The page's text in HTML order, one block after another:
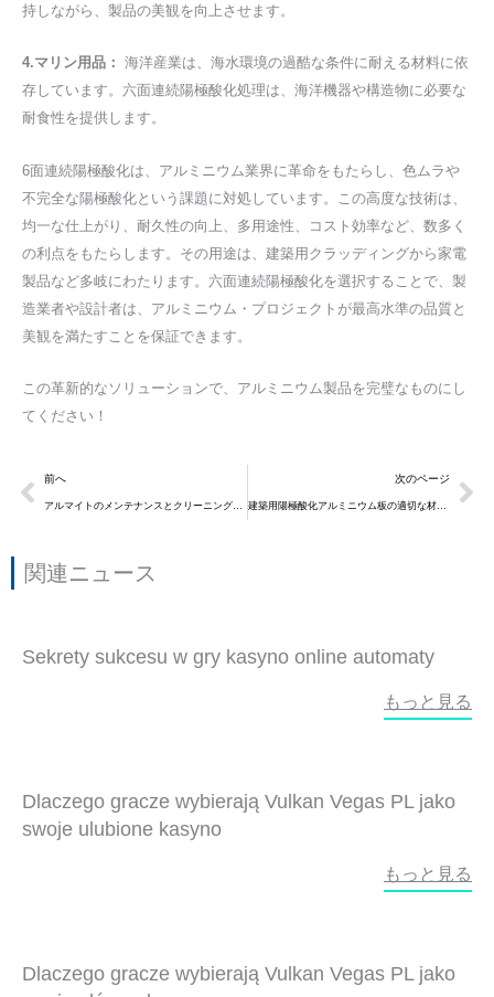
持しながら、製品の美観を向上させます。
4.マリン用品： 海洋産業は、海水環境の過酷な条件に耐える材料に依
存しています。六面連続陽極酸化処理は、海洋機器や構造物に必要な
耐食性を提供します。
6面連続陽極酸化は、アルミニウム業界に革命をもたらし、色ムラや
不完全な陽極酸化という課題に対処しています。この高度な技術は、
均一な仕上がり、耐久性の向上、多用途性、コスト効率など、数多く
の利点をもたらします。その用途は、建築用クラッディングから家電
製品など多岐にわたります。六面連続陽極酸化を選択することで、製
造業者や設計者は、アルミニウム・プロジェクトが最高水準の品質と
美観を満たすことを保証できます。
この革新的なソリューションで、アルミニウム製品を完璧なものにし
てください！
Prev
前へ
アルマイトのメンテナンスとクリーニング方法
次のページ
建築用陽極酸化アルミニウム板の適切な材料を選択する際に知っておくべき8つのこと
関連ニュース
Sekrety sukcesu w gry kasyno online automaty
もっと見る
Dlaczego gracze wybierają Vulkan Vegas PL jako
swoje ulubione kasyno
もっと見る
Dlaczego gracze wybierają Vulkan Vegas PL jako